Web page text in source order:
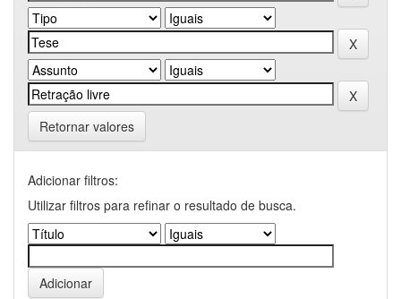
Retornar valores
Adicionar filtros:
Utilizar filtros para refinar o resultado de busca.